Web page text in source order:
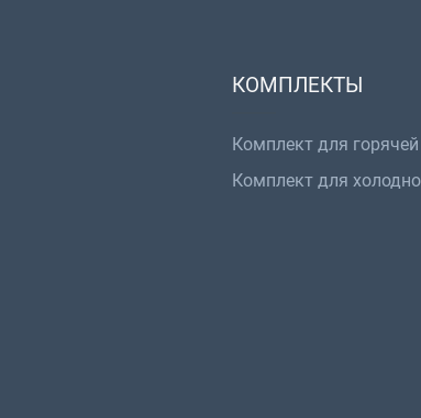
КОМПЛЕКТЫ
Комплект для
Комплект для